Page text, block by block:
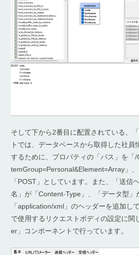
そして下から2番目に配置されている、
トでは、データベースから取得した社員
するために、プロパティの「パス」を「
temGroup=Personal&Element=Array」
「POST」としています。また、「送信
名」が「Content-Type」、「データ型」
「application/xml」のヘッダーを追加し
で使用するリクエストボディの設定に関
er」コンポーネントで行っています。